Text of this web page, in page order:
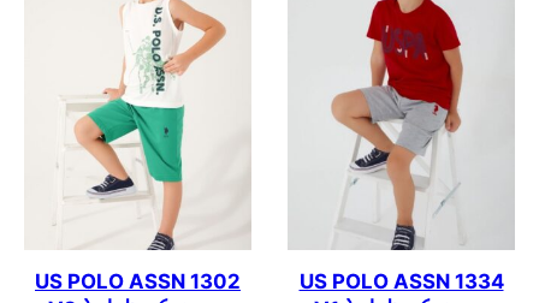
US POLO ASSN 1302
US POLO ASSN 1334